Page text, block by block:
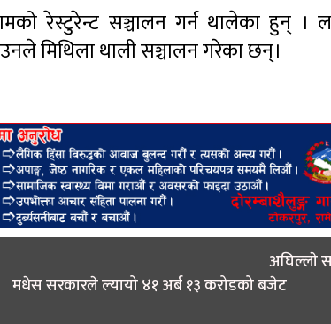
रेस्टुरेन्ट सञ्चालन गर्न थालेका हुन् ।
मिथिला थाली सञ्चालन गरेका छन्।
अघिल्लाे
मधेस सरकारले ल्यायो ४१ अर्ब ‍‍१३ करोडको बजेट